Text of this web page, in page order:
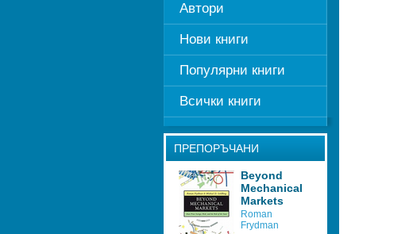
Автори
Нови книги
Популярни книги
Всички книги
ПРЕПОРЪЧАНИ
Beyond
Mechanical
Markets
Roman
Frydman